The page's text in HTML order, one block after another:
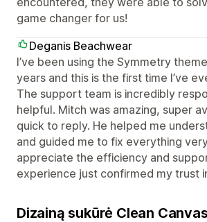
game changer for us!
Deganis Beachwear
I’ve been using the Symmetry
years and this is the first time I’ve
The support team is incredibly
helpful. Mitch was amazing, super
quick to reply. He helped me
and guided me to fix everything
appreciate the efficiency and
experience just confirmed my trust
Dizainą sukūrė Clean Canvas